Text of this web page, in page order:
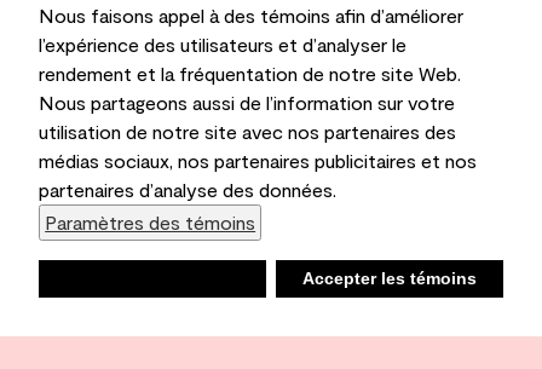
Nous faisons appel à des témoins afin d’améliorer
l’expérience des utilisateurs et d’analyser le
rendement et la fréquentation de notre site Web.
Nous partageons aussi de l’information sur votre
utilisation de notre site avec nos partenaires des
médias sociaux, nos partenaires publicitaires et nos
partenaires d’analyse des données.
Paramètres des témoins
Accepter les témoins
Liste d’achats